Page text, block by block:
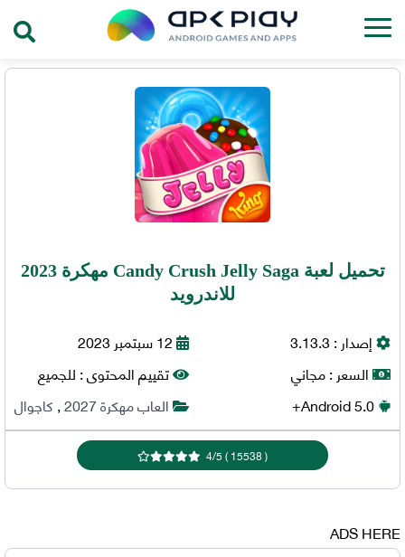
تحميل لعبة Candy Crush Jelly Saga مهكرة 2023
للاندرويد
إصدار :3.13.3
السعر :مجاني
Android5.0+
12 سبتمبر 2023
تقييم المحتوى :للجميع
العاب مهكرة 2027
,كاجوال
(
15538
)
4/5
ADS HERE